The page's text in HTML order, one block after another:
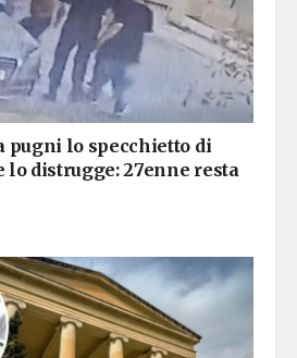
pugni lo specchietto di
lo distrugge: 27enne resta